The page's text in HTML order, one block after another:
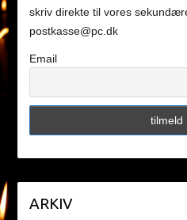
skriv direkte til vores
postkasse@pc.dk
Email
ARKIV